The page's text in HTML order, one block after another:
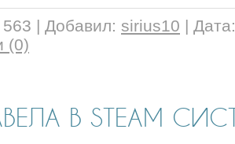
563 | Добавил: sirius10 | Дата:
(0)
В STEAM